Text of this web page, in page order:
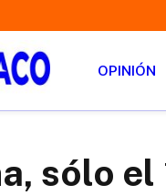
OPINIÓN
sólo